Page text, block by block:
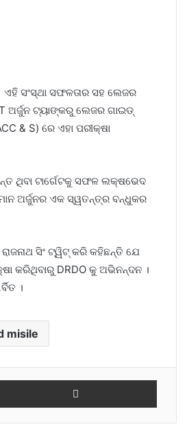
ସଂସ୍ଥା ସଫଳତାର ସହ ଲେଜର
ଅର୍ଜୁନ ଟ୍ୟାଙ୍କରୁ ଲେଜର ଗାଇଡ୍
& S) ରେ ଏହା ପରୀକ୍ଷା
ଥିବା ଟାର୍ଗେଟକୁ ସଫଳ ଲକ୍ଷଭେଦ
ଅର୍ଜୁନର ଏକ ସ୍ୱତନ୍ତ୍ର ବନ୍ଧୁକର
ସିଂ ଟ୍ୱିଟ୍ କରି କହିଛନ୍ତି ଯେ
କରିଥିବାରୁ DRDO କୁ ଅଭିନନ୍ଦନ ।
।
misile
Share via Email